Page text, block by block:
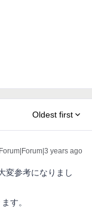
Oldest first
Forum|Forum|3 years ago
変参考になりまし
す。